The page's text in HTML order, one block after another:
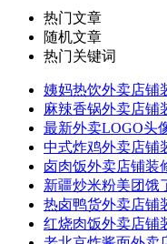
热门文章
随机文章
热门关键词
姨妈热饮外卖店铺
麻辣香锅外卖店铺
最新外卖LOGO头
中式炸鸡外卖店铺
卤肉饭外卖店铺装
新疆炒米粉美团饿
热卤鸭货外卖店铺
红烧肉饭外卖店铺